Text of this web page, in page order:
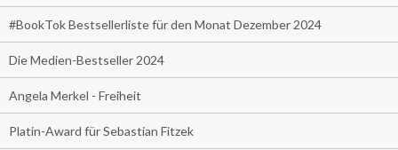
#BookTok Bestsellerliste für den Monat Dezember 2024
Die Medien-Bestseller 2024
Angela Merkel - Freiheit
Platin-Award für Sebastian Fitzek